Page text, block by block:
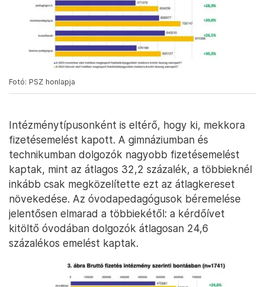
Fotó: PSZ honlapja
Intézménytípusonként is eltérő, hogy ki, mekkora
fizetésemelést kapott. A gimnáziumban és
technikumban dolgozók nagyobb fizetésemelést
kaptak, mint az átlagos 32,2 százalék, a többieknél
inkább csak megközelítette ezt az átlagkereset
növekedése. Az óvodapedagógusok béremelése
jelentősen elmarad a többiekétől: a kérdőívet
kitöltő óvodában dolgozók átlagosan 24,6
százalékos emelést kaptak.